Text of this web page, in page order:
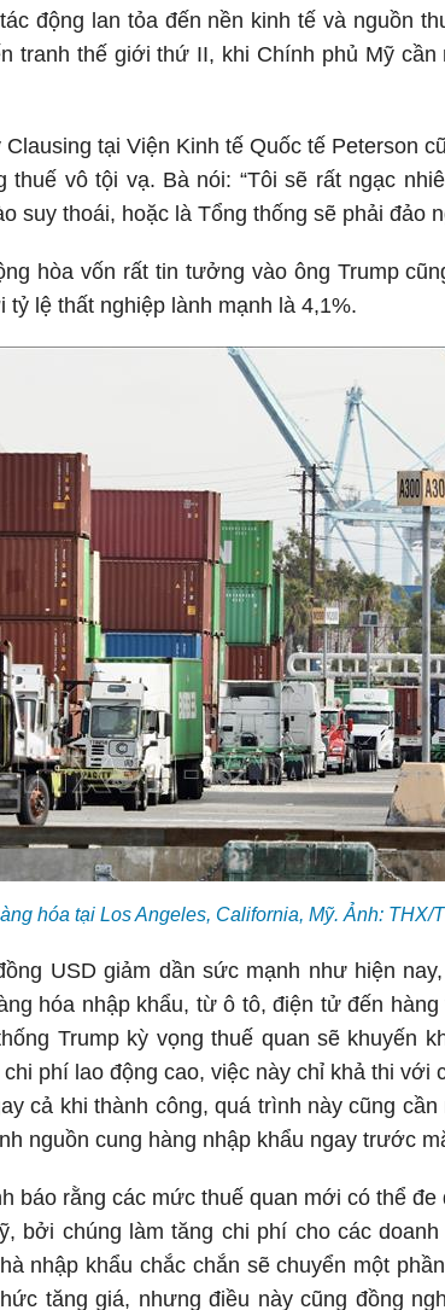
động lan tỏa đến nền kinh tế và nguồn
tranh thế giới thứ II, khi Chính phủ Mỹ cần
tại Viện Kinh tế Quốc tế Peterson
thuế vô tội vạ. Bà nói: “Tôi sẽ rất ngạc
suy thoái, hoặc là Tổng thống sẽ phải đảo
hòa vốn rất tin tưởng vào ông Trump
lệ thất nghiệp lành mạnh là 4,1%.
hóa tại Los Angeles, California, Mỹ. Ảnh: THX/
USD giảm dần sức mạnh như hiện
hóa nhập khẩu, từ ô tô, điện tử đến
Trump kỳ vọng thuế quan sẽ khuyến
phí lao động cao, việc này chỉ khả thi với
cả khi thành công, quá trình này cũng
nguồn cung hàng nhập khẩu ngay trước
báo rằng các mức thuế quan mới có thể đe
bởi chúng làm tăng chi phí cho các
nhập khẩu chắc chắn sẽ chuyển một
tăng giá, nhưng điều này cũng đồng